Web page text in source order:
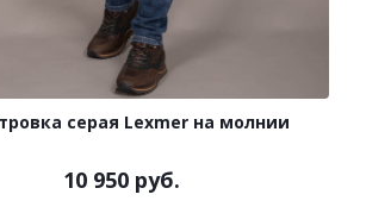
серая Lexmer на молнии
10 950 руб.